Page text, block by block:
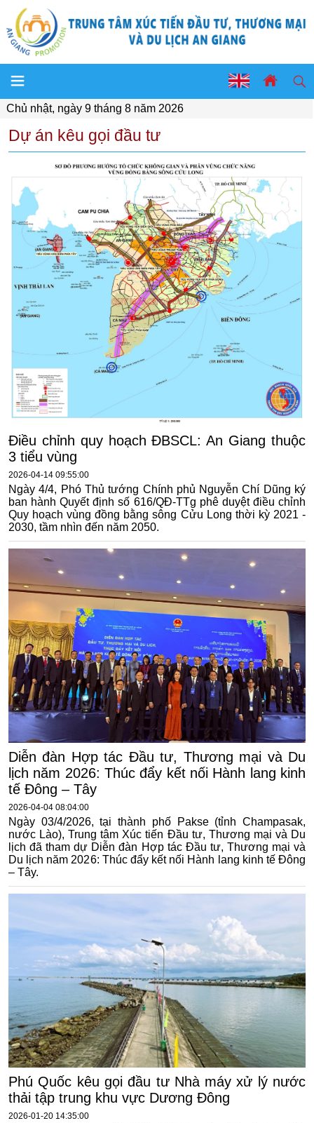
Chủ nhật, ngày 9 tháng 8 năm 2026
Dự án kêu gọi đầu tư
Điều chỉnh quy hoạch ĐBSCL: An Giang thuộc
3 tiểu vùng
2026-04-14 09:55:00
Ngày 4/4, Phó Thủ tướng Chính phủ Nguyễn Chí Dũng ký
ban hành Quyết định số 616/QĐ-TTg phê duyệt điều chỉnh
Quy hoạch vùng đồng bằng sông Cửu Long thời kỳ 2021 -
2030, tầm nhìn đến năm 2050.
Diễn đàn Hợp tác Đầu tư, Thương mại và Du
lịch năm 2026: Thúc đẩy kết nối Hành lang kinh
tế Đông – Tây
2026-04-04 08:04:00
Ngày 03/4/2026, tại thành phố Pakse (tỉnh Champasak,
nước Lào), Trung tâm Xúc tiến Đầu tư, Thương mại và Du
lịch đã tham dự Diễn đàn Hợp tác Đầu tư, Thương mại và
Du lịch năm 2026: Thúc đẩy kết nối Hành lang kinh tế Đông
– Tây.
Phú Quốc kêu gọi đầu tư Nhà máy xử lý nước
thải tập trung khu vực Dương Đông
2026-01-20 14:35:00